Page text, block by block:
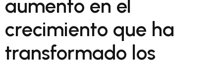
aumento en el
crecimiento que ha
transformado los